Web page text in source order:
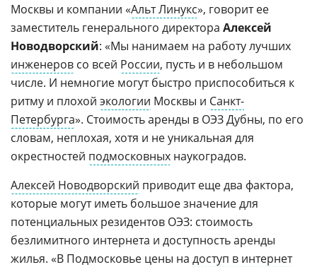
Москвы и компании «Альт Линукс», говорит ее
заместитель генерального директора Алексей
Новодворский: «Мы нанимаем на работу лучших
инженеров со всей России, пусть и в небольшом
числе. И немногие могут быстро приспособиться к
ритму и плохой экологии Москвы и Санкт-
Петербурга». Стоимость аренды в ОЭЗ Дубны, по его
словам, неплохая, хотя и не уникальная для
окрестностей подмосковных наукоградов.
Алексей Новодворский приводит еще два фактора,
которые могут иметь большое значение для
потенциальных резидентов ОЭЗ: стоимость
безлимитного интернета и доступность аренды
жилья. «В Подмосковье цены на доступ в интернет